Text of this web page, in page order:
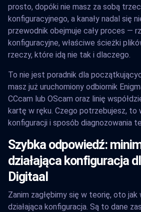
prosto, dopóki nie masz za sobą
konfiguracyjnego, a kanały nadal się
przewodnik obejmuje cały proces —
konfiguracyjne, właściwe ścieżki
rzeczy, które idą nie tak i dlaczego.
To nie jest poradnik dla
masz już uruchomiony odbiornik
CCcam lub OScam oraz linię
kartę w ręku. Czego potrzebujesz, to
konfiguracji i sposób diagnozowania
Szybka odpowiedź:
działająca konfiguracja
Digitaal
Zanim zagłębimy się w teorię, oto jak
działająca konfiguracja. Są to dane